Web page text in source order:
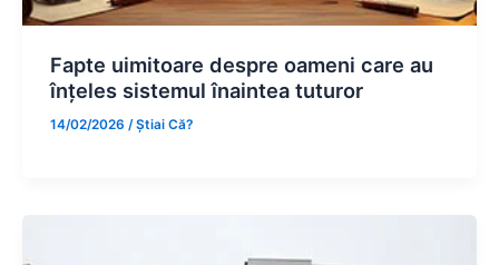
Fapte uimitoare despre oameni care au
înțeles sistemul înaintea tuturor
14/02/2026 /Știai Că?